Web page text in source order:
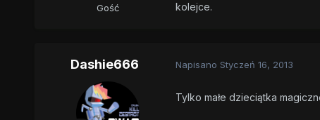
Gość
kolejce.
Dashie666 Napisano Styczeń 16, 2013
Tylko małe dzieciątka